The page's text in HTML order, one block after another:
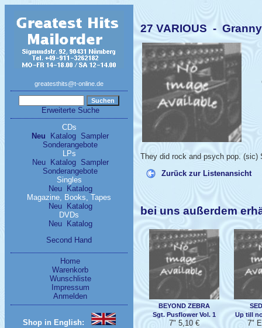
greatesthits@t-online.de
Erweiterte Suche
CDs
Neu
Katalog Sampler
Sonderangebote
LPs
Neu
Katalog
Sampler
Sonderangebote
Singles
Neu
Katalog
Magazine, Books, Tapes
Neu
Katalog
DVDs
Neu
Katalog
Second Hand
Home
Warenkorb
Wunschliste
Impressum
Anmelden
Shop in English:
27 VARIOUS -
They did rock and psych pop. (sic)
Zurück zur Listenansicht
bei uns außerdem
BEYOND ZEBRA
Sgt. Pusflower Vol. 1
7" 5,10 €
Up till
7"